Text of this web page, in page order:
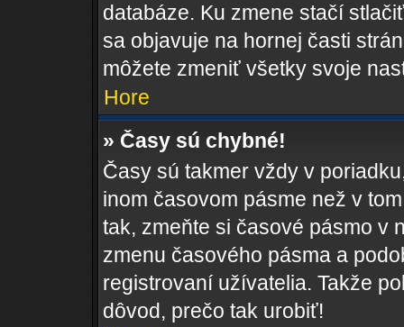
databáze. Ku zmene stačí
sa objavuje na hornej časti
môžete zmeniť všetky svoje
Hore
» Časy sú chybné!
Časy sú takmer vždy v
inom časovom pásme než v
tak, zmeňte si časové pásmo v
zmenu časového pásma a
registrovaní užívatelia. Takže
dôvod, prečo tak urobiť!